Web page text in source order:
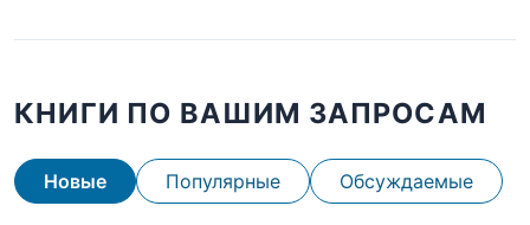
КНИГИ ПО ВАШИМ ЗАПРОСАМ
Новые Популярные Обсуждаемые